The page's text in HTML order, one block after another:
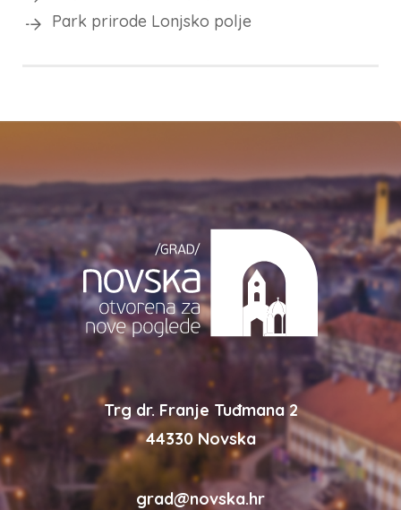
Park prirode Lonjsko polje
Trg dr. Franje Tuđmana 2
44330 Novska
grad@novska.hr